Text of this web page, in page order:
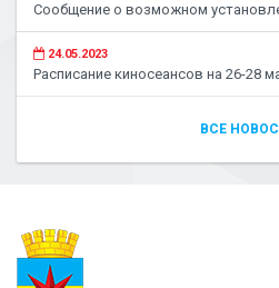
Сообщение о возможном
24.05.2023
Расписание киносеансов на 26-28
ВСЕ